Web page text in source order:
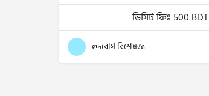
ভিসিট ফিঃ 500 BDT
হৃদরোগ বিশেষজ্ঞ